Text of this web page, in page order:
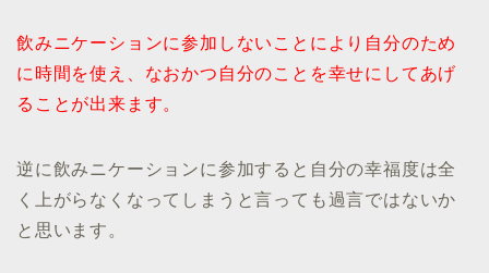
飲みニケーションに参加しないことにより自分のため
に時間を使え、なおかつ自分のことを幸せにしてあげ
ることが出来ます。
逆に飲みニケーションに参加すると自分の幸福度は全
く上がらなくなってしまうと言っても過言ではないか
と思います。